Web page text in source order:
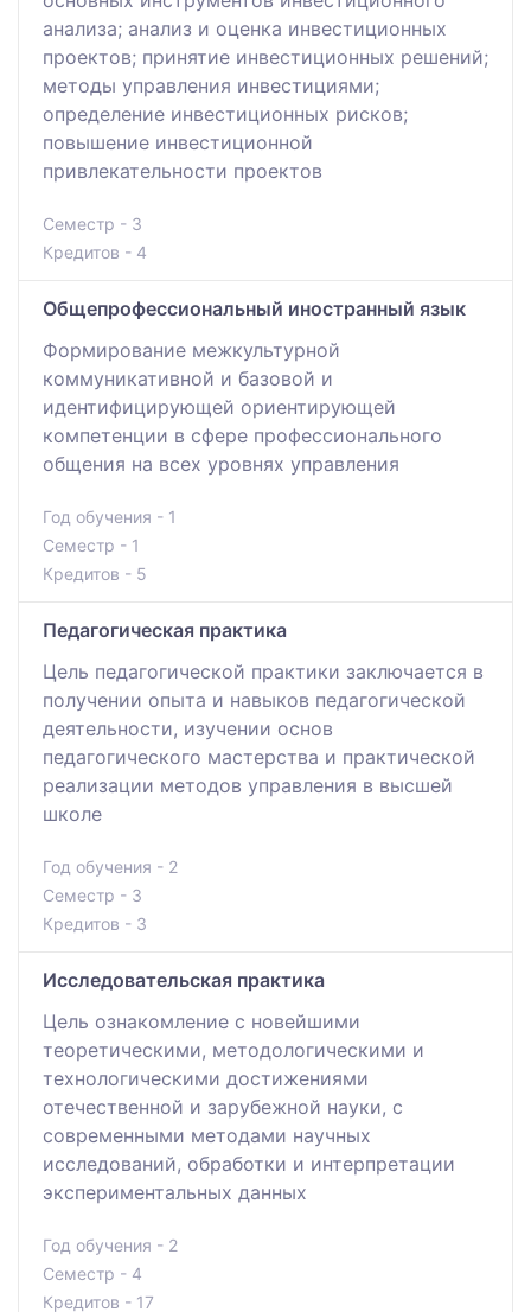
анализа; анализ и оценка инвестиционных
проектов; принятие инвестиционных решений;
методы управления инвестициями;
определение инвестиционных рисков;
повышение инвестиционной
привлекательности проектов
Семестр - 3
Кредитов - 4
Общепрофессиональный иностранный язык
Формирование межкультурной
коммуникативной и базовой и
идентифицирующей ориентирующей
компетенции в сфере профессионального
общения на всех уровнях управления
Год обучения - 1
Семестр - 1
Кредитов - 5
Педагогическая практика
Цель педагогической практики заключается в
получении опыта и навыков педагогической
деятельности, изучении основ
педагогического мастерства и практической
реализации методов управления в высшей
школе
Год обучения - 2
Семестр - 3
Кредитов - 3
Исследовательская практика
Цель ознакомление с новейшими
теоретическими, методологическими и
технологическими достижениями
отечественной и зарубежной науки, с
современными методами научных
исследований, обработки и интерпретации
экспериментальных данных
Год обучения - 2
Семестр - 4
Кредитов - 17